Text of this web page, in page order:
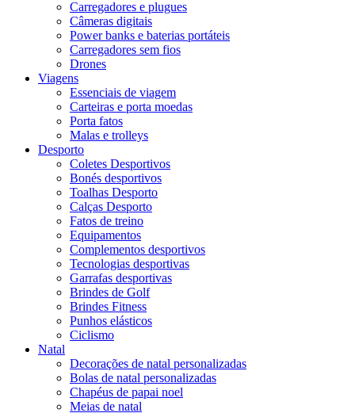
Carregadores e plugues
Câmeras digitais
Power banks e baterias portáteis
Carregadores sem fios
Drones
Viagens
Essenciais de viagem
Carteiras e porta moedas
Porta fatos
Malas e trolleys
Desporto
Coletes Desportivos
Bonés desportivos
Toalhas Desporto
Calças Desporto
Fatos de treino
Equipamentos
Complementos desportivos
Tecnologias desportivas
Garrafas desportivas
Brindes de Golf
Brindes Fitness
Punhos elásticos
Ciclismo
Natal
Decorações de natal personalizadas
Bolas de natal personalizadas
Chapéus de papai noel
Meias de natal